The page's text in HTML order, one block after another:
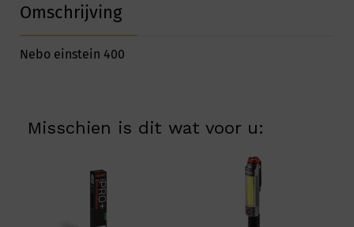
Omschrijving
Nebo einstein 400
Misschien is dit wat voor u: